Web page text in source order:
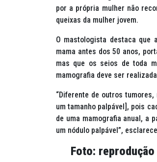
por a própria mulher não
queixas da mulher jovem.
O mastologista destaca que
mama antes dos 50 anos,
mas que os seios de toda
mamografia deve ser
“Diferente de outros
um tamanho palpável], pois
de uma mamografia anual, a
um nódulo palpável”,
Foto: reprodução